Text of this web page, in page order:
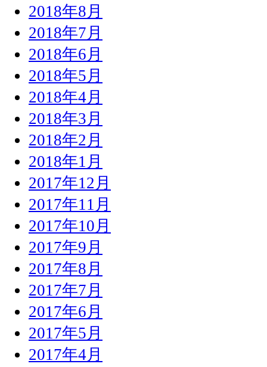
2018年8月
2018年7月
2018年6月
2018年5月
2018年4月
2018年3月
2018年2月
2018年1月
2017年12月
2017年11月
2017年10月
2017年9月
2017年8月
2017年7月
2017年6月
2017年5月
2017年4月